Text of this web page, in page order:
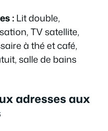
:Lit double,
TV satellite,
à thé et café,
salle de bains
adresses aux